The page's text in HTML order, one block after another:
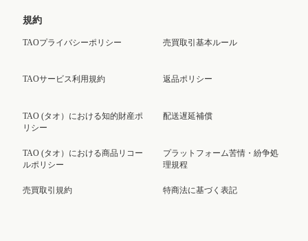
規約
TAOプライバシーポリシー
TAOサービス利用規約
TAO (タオ）における知的財産ポ
リシー
TAO (タオ）における商品リコー
ルポリシー
売買取引規約
売買取引基本ルール
返品ポリシー
配送遅延補償
プラットフォーム苦情・紛争処
理規程
特商法に基づく表記